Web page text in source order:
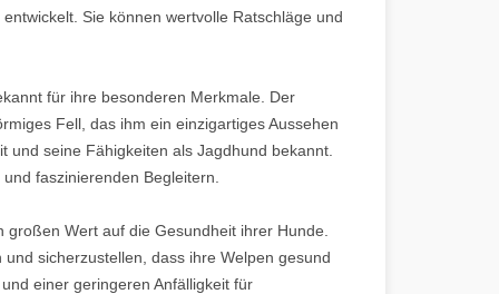
Sie können wertvolle Ratschläge und
für ihre besonderen Merkmale. Der
Fell, das ihm ein einzigartiges Aussehen
und seine Fähigkeiten als Jagdhund bekannt.
faszinierenden Begleitern.
Wert auf die Gesundheit ihrer Hunde.
sicherzustellen, dass ihre Welpen gesund
einer geringeren Anfälligkeit für